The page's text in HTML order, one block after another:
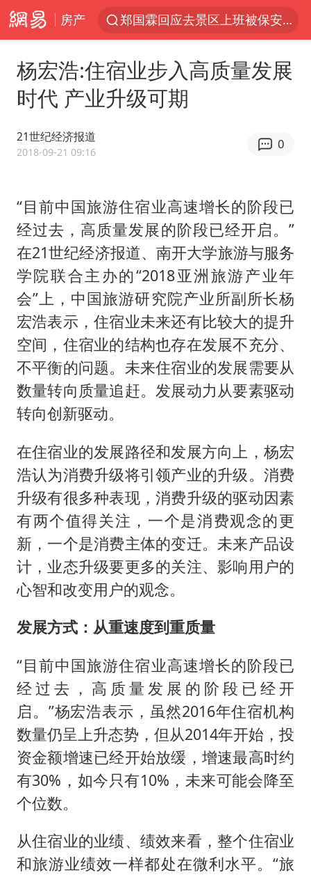
房产
郑国霖回应去景区上班被保安拦下
80后女柜员逆袭成4200亿银行副行长
感觉全东北都在等7号
女子利用漏洞0元薅走3000多件家电
泰国一女公务员妆容引争议 本人回应
关之琳否认与27岁模特的恋情
多地要求领导干部带头休假
对话重庆地铁吐血女孩
中方回应日本广岛核爆81周年
中国五箭齐发反制美国
奋进开新局 实干挑大梁
杨宏浩:住宿业步入高质量发展
时代 产业升级可期
21世纪经济报道
2018-09-21 09:16
0
“目前中国旅游住宿业高速增长的阶段已
经过去，高质量发展的阶段已经开启。”
在21世纪经济报道、南开大学旅游与服务
学院联合主办的“2018亚洲旅游产业年
会”上，中国旅游研究院产业所副所长杨
宏浩表示，住宿业未来还有比较大的提升
空间，住宿业的结构也存在发展不充分、
不平衡的问题。未来住宿业的发展需要从
数量转向质量追赶。发展动力从要素驱动
转向创新驱动。
在住宿业的发展路径和发展方向上，杨宏
浩认为消费升级将引领产业的升级。消费
升级有很多种表现，消费升级的驱动因素
有两个值得关注，一个是消费观念的更
新，一个是消费主体的变迁。未来产品设
计，业态升级要更多的关注、影响用户的
心智和改变用户的观念。
发展方式：从重速度到重质量
“目前中国旅游住宿业高速增长的阶段已
经过去，高质量发展的阶段已经开
启。”杨宏浩表示，虽然2016年住宿机构
数量仍呈上升态势，但从2014年开始，投
资金额增速已经开始放缓，增速最高时约
有30%，如今只有10%，未来可能会降至
个位数。
从住宿业的业绩、绩效来看，整个住宿业
和旅游业绩效一样都处在微利水平。“旅